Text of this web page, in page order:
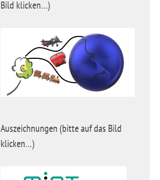
Bild klicken…)
Auszeichnungen (bitte auf das Bild
klicken…)